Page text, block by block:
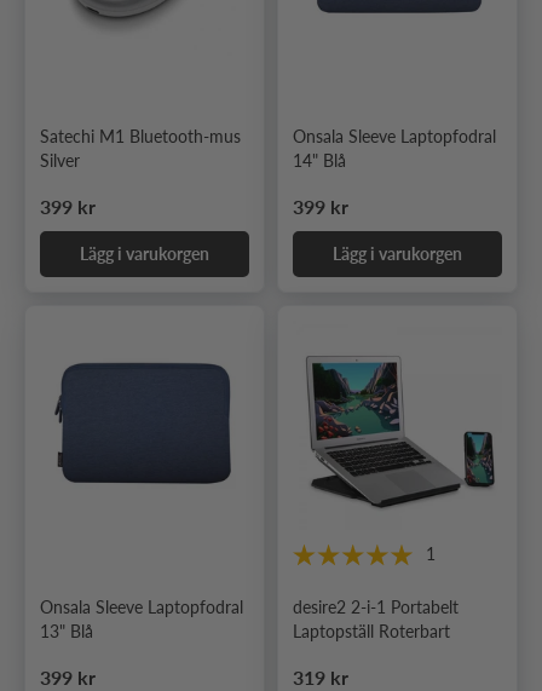
Satechi M1 Bluetooth-mus
Silver
Ordinarie pris
399 kr
Lägg i varukorgen
Onsala Sleeve Laptopfodral
14" Blå
Ordinarie pris
399 kr
Lägg i varukorgen
Onsala Sleeve Laptopfodral
13" Blå
Ordinarie pris
399 kr
1
desire2 2-i-1 Portabelt
Laptopställ Roterbart
Ordinarie pris
319 kr